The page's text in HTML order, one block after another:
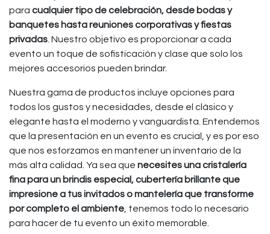
para cualquier tipo de celebración, desde bodas y
banquetes hasta reuniones corporativas y fiestas
privadas . Nuestro objetivo es proporcionar a cada
evento un toque de sofisticación y clase que solo los
mejores accesorios pueden brindar.
Nuestra gama de productos incluye opciones para
todos los gustos y necesidades, desde el clásico y
elegante hasta el moderno y vanguardista. Entendemos
que la presentación en un evento es crucial, y es por eso
que nos esforzamos en mantener un inventario de la
más alta calidad. Ya sea que necesites una cristalería
fina para un brindis especial, cubertería brillante que
impresione a tus invitados o mantelería que transforme
por completo el ambiente , tenemos todo lo necesario
para hacer de tu evento un éxito memorable.